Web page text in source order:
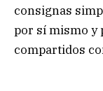
consignas
por sí mismo y
compartidos